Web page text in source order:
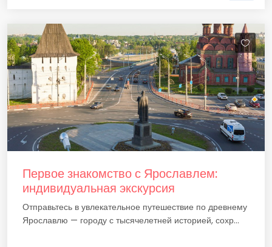
Первое знакомство с Ярославлем:
индивидуальная экскурсия
Отправьтесь в увлекательное путешествие по древнему
Ярославлю — городу с тысячелетней историей, сохр...